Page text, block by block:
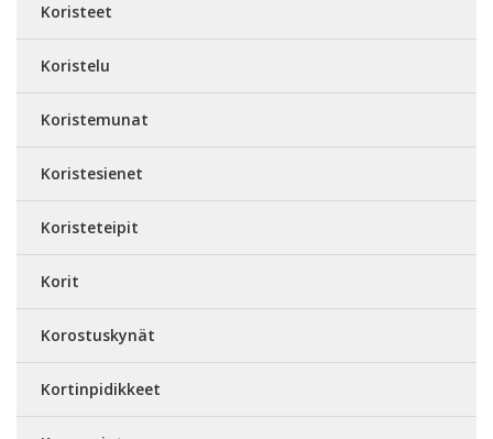
Koristeet
Koristelu
Koristemunat
Koristesienet
Koristeteipit
Korit
Korostuskynät
Kortinpidikkeet